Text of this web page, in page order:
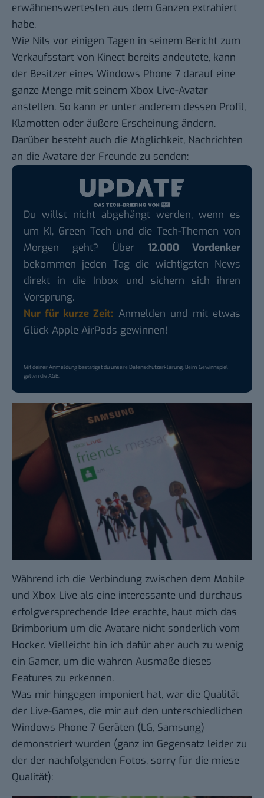
erwähnenswertesten aus dem Ganzen extrahiert
habe.
Wie Nils vor einigen Tagen in seinem Bericht zum
Verkaufsstart von Kinect bereits andeutete, kann
der Besitzer eines Windows Phone 7 darauf eine
ganze Menge mit seinem Xbox Live-Avatar
anstellen. So kann er unter anderem dessen Profil,
Klamotten oder äußere Erscheinung ändern.
Darüber besteht auch die Möglichkeit, Nachrichten
an die Avatare der Freunde zu senden:
Du willst nicht abgehängt werden, wenn es
um KI, Green Tech und die Tech-Themen von
Morgen geht? Über 12.000 Vordenker
bekommen jeden Tag die wichtigsten News
direkt in die Inbox und sichern sich ihren
Vorsprung.
Nur für kurze Zeit: Anmelden und mit etwas
Glück Apple AirPods gewinnen!
Mit deiner Anmeldung bestätigst du unsereDatenschutzerklärung. Beim Gewinnspiel
gelten dieAGB.
Während ich die Verbindung zwischen dem Mobile
und Xbox Live als eine interessante und durchaus
erfolgversprechende Idee erachte, haut mich das
Brimborium um die Avatare nicht sonderlich vom
Hocker. Vielleicht bin ich dafür aber auch zu wenig
ein Gamer, um die wahren Ausmaße dieses
Features zu erkennen.
Was mir hingegen imponiert hat, war die Qualität
der Live-Games, die mir auf den unterschiedlichen
Windows Phone 7 Geräten (LG, Samsung)
demonstriert wurden (ganz im Gegensatz leider zu
der der nachfolgenden Fotos, sorry für die miese
Qualität):